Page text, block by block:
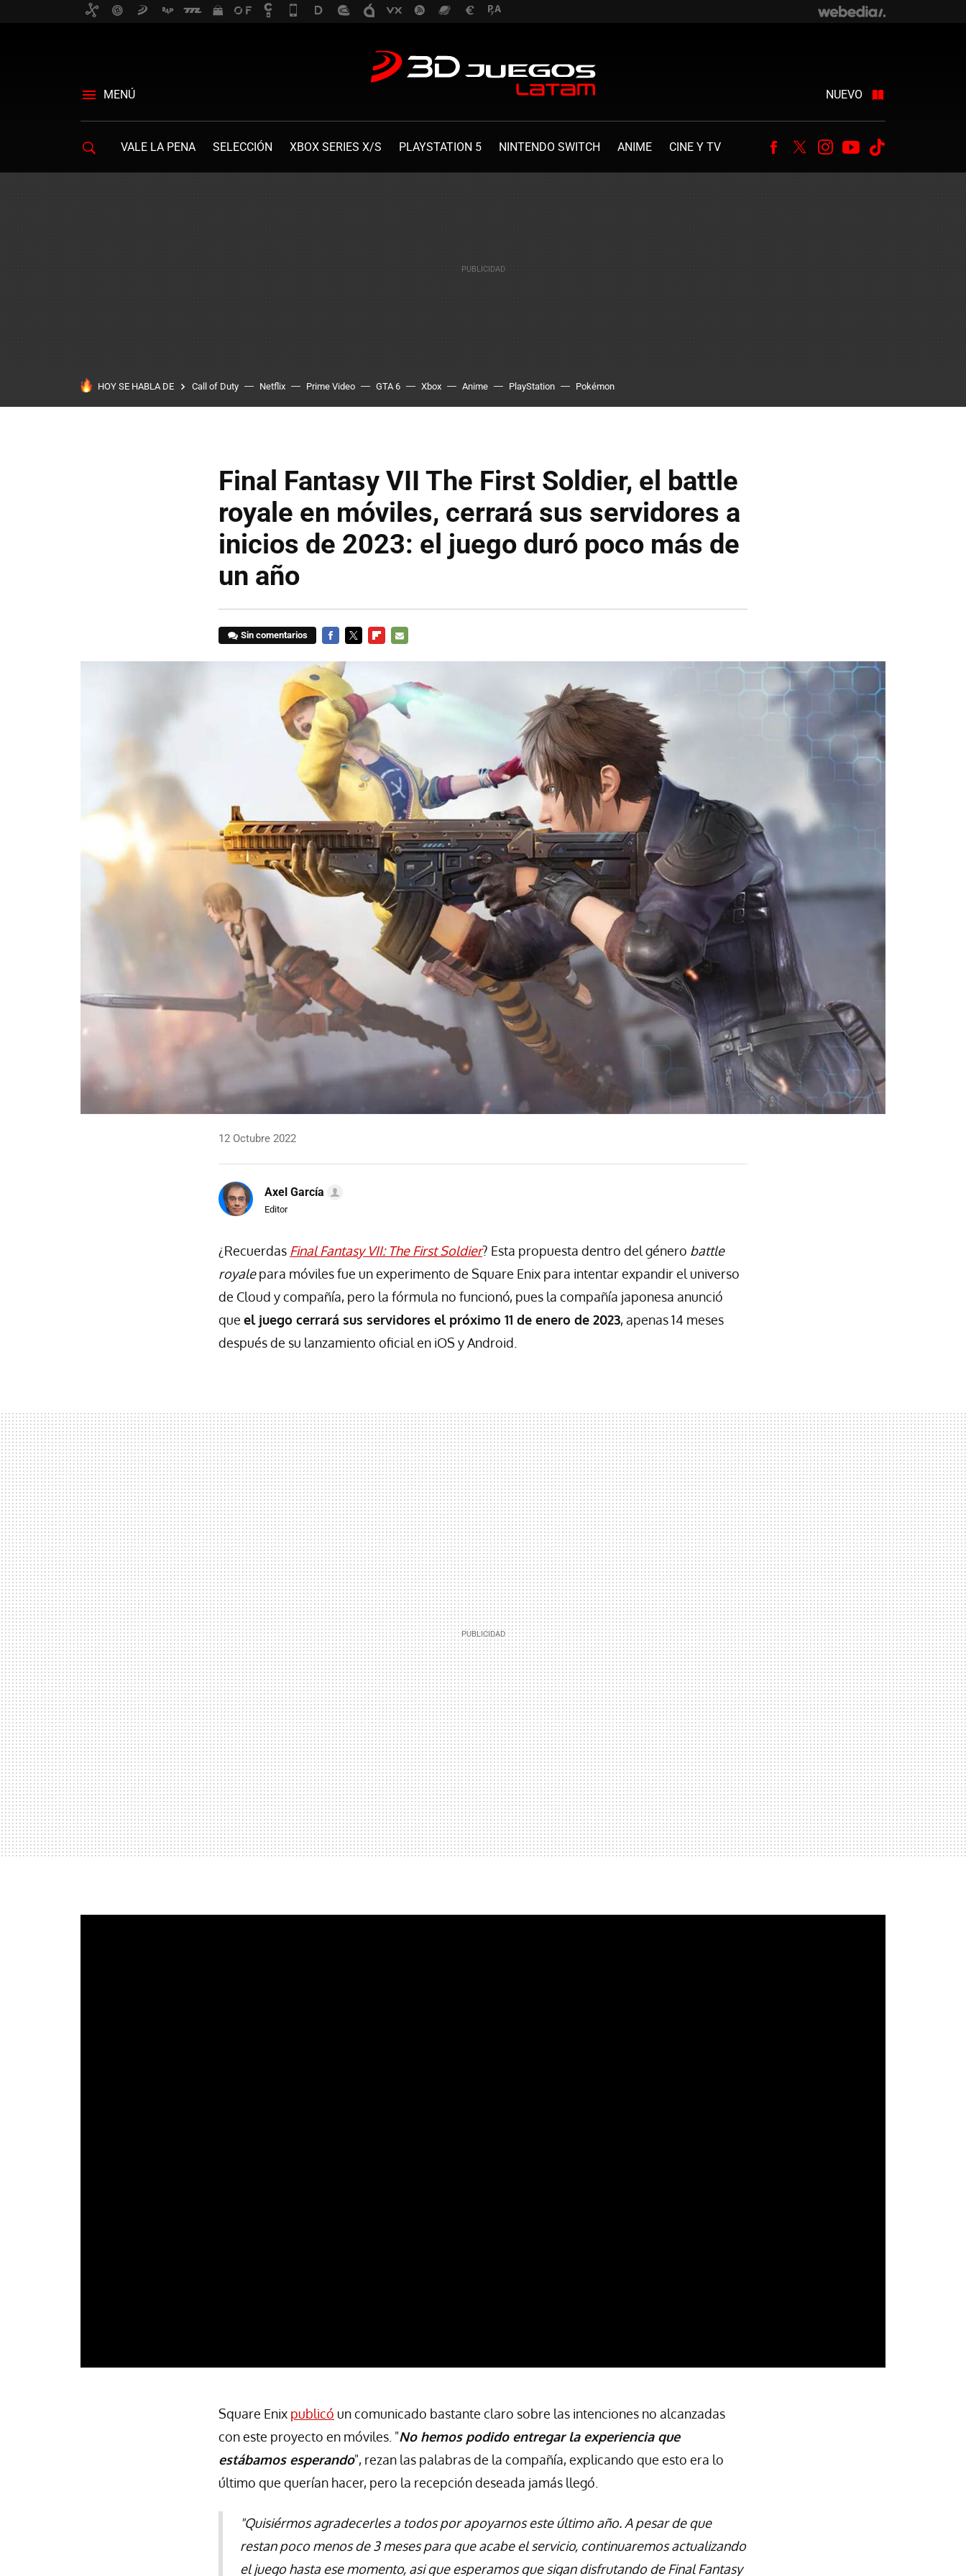
MENÚ NUEVO
VALE LA PENA SELECCIÓN XBOX SERIES X/S PLAYSTATION 5 NINTENDO SWITCH ANIME CINE Y TV Facebook
TwitterInstagram
Youtube
HOY SE HABLA DE Call of Duty Netflix Prime Video GTA 6 Xbox Anime PlayStation Pokémon
Final Fantasy VII The First Soldier, el battle
royale en móviles, cerrará sus servidores a
inicios de 2023: el juego duró poco más de
un año
Sin comentarios
12 Octubre 2022
Axel García
Editor
¿Recuerdas Final Fantasy VII: The First Soldier? Esta propuesta dentro del género battle
royalepara móviles fue un experimento de Square Enix para intentar expandir el universo
de Cloud y compañía, pero la fórmula no funcionó, pues la compañía japonesa anunció
que el juego cerrará sus servidores el próximo 11 de enero de 2023, apenas 14 meses
después de su lanzamiento oficial en iOS y Android.
Square Enix publicó un comunicado bastante claro sobre las intenciones no alcanzadas
con este proyecto en móviles. "No hemos podido entregar la experiencia que
estábamos esperando", rezan las palabras de la compañía, explicando que esto era lo
último que querían hacer, pero la recepción deseada jamás llegó.
"Quisiérmos agradecerles a todos por apoyarnos este último año. A pesar de que
restan poco menos de 3 meses para que acabe el servicio, continuaremos actualizando
el juego hasta ese momento, asi que esperamos que sigan disfrutando de Final Fantasy